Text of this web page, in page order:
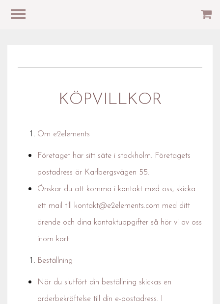
KÖPVILLKOR
Om e2elements
Företaget har sitt säte i stockholm. Företagets
postadress är Karlbergsvägen 55.
Önskar du att komma i kontakt med oss, skicka
ett mail till kontakt@e2elements.com med ditt
ärende och dina kontaktuppgifter så hör vi av oss
inom kort.
Beställning
När du slutfört din beställning skickas en
orderbekräftelse till din e-postadress. I